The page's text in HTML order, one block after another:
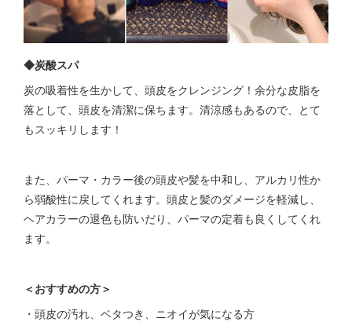
◆炭酸スパ
炭の吸着性を生かして、頭皮をクレンジング！余分な皮脂を
落として、頭皮を清潔に保ちます。清涼感もあるので、とて
もスッキリします！
また、パーマ・カラー後の頭皮や髪を中和し、アルカリ性か
ら弱酸性に戻してくれます。頭皮と髪のダメージを軽減し、
ヘアカラーの退色も防いだり、パーマの定着も良くしてくれ
ます。
＜おすすめの方＞
・頭皮の汚れ、ベタつき、ニオイが気になる方